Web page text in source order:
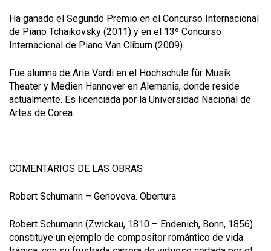
Ha ganado el Segundo Premio en el Concurso Internacional
de Piano Tchaikovsky (2011) y en el 13º Concurso
Internacional de Piano Van Cliburn (2009).
Fue alumna de Arie Vardi en el Hochschule für Musik
Theater y Medien Hannover en Alemania, donde reside
actualmente. Es licenciada por la Universidad Nacional de
Artes de Corea.
COMENTARIOS DE LAS OBRAS
Robert Schumann – Genoveva. Obertura
Robert Schumann (Zwickau, 1810 – Endenich, Bonn, 1856)
constituye un ejemplo de compositor romántico de vida